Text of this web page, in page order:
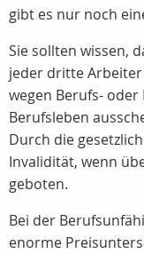
gibt es nur noch
Sie sollten wissen,
jeder dritte
wegen Berufs-
Berufsleben
Durch die
Invalidität, wenn
geboten.
Bei der
enorme